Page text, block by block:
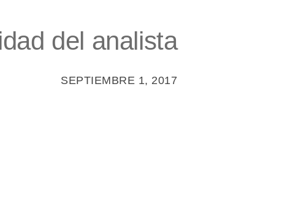
del analista
SEPTIEMBRE 1, 2017